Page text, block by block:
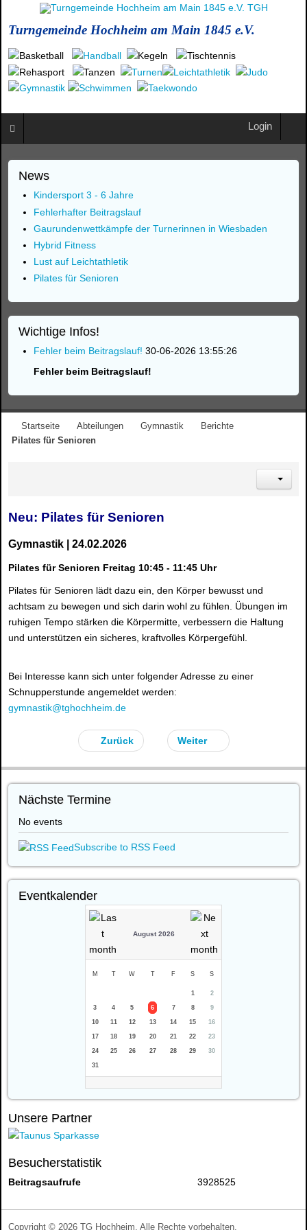
Turngemeinde Hochheim am Main 1845 e.V.
Login
News
Kindersport 3 - 6 Jahre
Fehlerhafter Beitragslauf
Gaurundenwettkämpfe der Turnerinnen in Wiesbaden
Hybrid Fitness
Lust auf Leichtathletik
Pilates für Senioren
Wichtige Infos!
Fehler beim Beitragslauf! 30-06-2026 13:55:26
Fehler beim Beitragslauf!
Startseite Abteilungen Gymnastik
Berichte
Pilates für Senioren
Neu: Pilates für Senioren
Gymnastik | 24.02.2026
Pilates für Senioren Freitag 10:45 - 11:45 Uhr
Pilates für Senioren lädt dazu ein, den Körper bewusst und
achtsam zu bewegen und sich darin wohl zu fühlen. Übungen im
ruhigen Tempo stärken die Körpermitte, verbessern die Haltung
und unterstützen ein sicheres, kraftvolles Körpergefühl.
Bei Interesse kann sich unter folgender Adresse zu einer
Schnupperstunde angemeldet werden:
gymnastik@tghochheim.de
Zurück Weiter
Nächste Termine
No events
Subscribe to RSS Feed
Eventkalender
August 2026
M T W T F S S
1 2
3 4 5 6 7 8 9
10 11 12 13 14 15 16
17 18 19 20 21 22 23
24 25 26 27 28 29 30
31
Unsere Partner
Besucherstatistik
Beitragsaufrufe 3928525
Copyright © 2026 TG Hochheim. Alle Rechte vorbehalten.